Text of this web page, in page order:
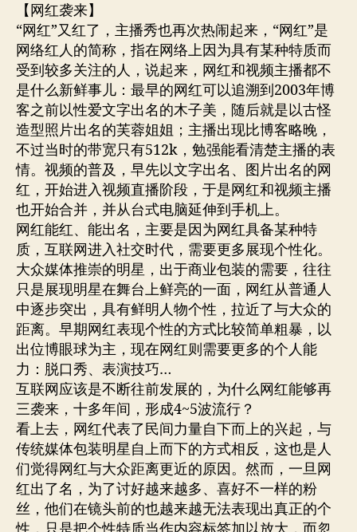
【网红袭来】
“网红”又红了，主播秀也再次热闹起来，“网红”是
网络红人的简称，指在网络上因为具有某种特质而
受到较多关注的人，说起来，网红和视频主播都不
是什么新鲜事儿：最早的网红可以追溯到2003年博
客之前以性爱文字出名的木子美，随后就是以古怪
造型照片出名的芙蓉姐姐；主播出现比博客略晚，
不过当时的带宽只有512k，勉强能看清楚主播的表
情。 视频的普及，早先以文字出名、图片出名的网
红，开始进入视频直播阶段，于是网红和视频主播
也开始合并，并从台式电脑延伸到手机上。
网红能红、能出名，主要是因为网红具备某种特
质，互联网进入社交时代，需要更多展现个性化。
大众媒体推崇的明星，出于商业包装的需要，往往
只是展现明星在舞台上鲜亮的一面，网红从普通人
中逐步突出，具有鲜明人物个性，拉近了与大众的
距离。早期网红表现个性的方式比较简单粗暴，以
出位博眼球为主，现在网红则需要更多的个人能
力：脱口秀、表演技巧…
互联网应该是不断往前发展的，为什么网红能够再
三袭来，十多年间，形成4~5波流行？
看上去，网红代表了民间力量自下而上的兴起，与
传统媒体包装明星自上而下的方式相反，这也是人
们觉得网红与大众距离更近的原因。然而，一旦网
红出了名，为了讨好越来越多、喜好不一样的粉
丝，他们在镜头前的也越来越无法表现出真正的个